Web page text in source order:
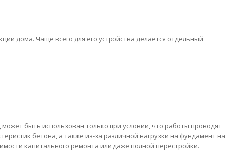
дома. Чаще всего для его устройства делается отдельный
быть использован только при условии, что работы проводят
бетона, а также из-за различной нагрузки на фундамент на
капитального ремонта или даже полной перестройки.